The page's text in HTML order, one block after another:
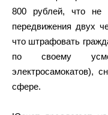
800 рублей, что не
передвижения двух
что штрафовать
по своему
электросамокатов),
сфере.